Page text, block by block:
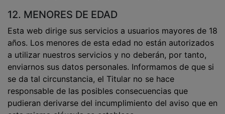
12. MENORES DE EDAD
Esta web dirige sus servicios a usuarios mayores de 18
años. Los menores de esta edad no están autorizados
a utilizar nuestros servicios y no deberán, por tanto,
enviarnos sus datos personales. Informamos de que si
se da tal circunstancia, el Titular no se hace
responsable de las posibles consecuencias que
pudieran derivarse del incumplimiento del aviso que en